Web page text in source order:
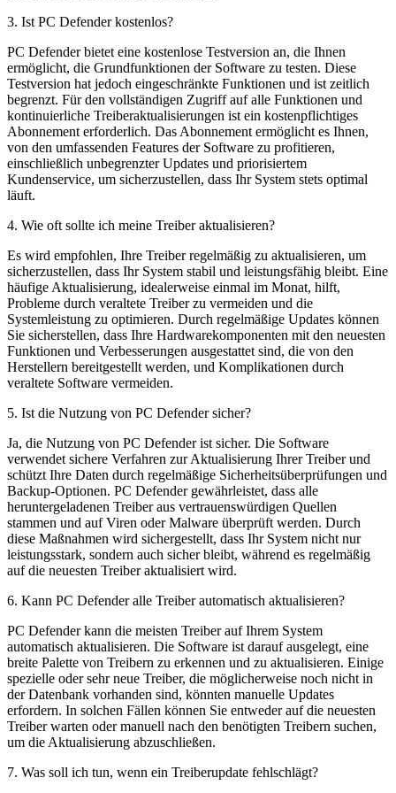
3. Ist PC Defender kostenlos?
PC Defender bietet eine kostenlose Testversion an, die Ihnen
ermöglicht, die Grundfunktionen der Software zu testen. Diese
Testversion hat jedoch eingeschränkte Funktionen und ist zeitlich
begrenzt. Für den vollständigen Zugriff auf alle Funktionen und
kontinuierliche Treiberaktualisierungen ist ein kostenpflichtiges
Abonnement erforderlich. Das Abonnement ermöglicht es Ihnen,
von den umfassenden Features der Software zu profitieren,
einschließlich unbegrenzter Updates und priorisiertem
Kundenservice, um sicherzustellen, dass Ihr System stets optimal
läuft.
4. Wie oft sollte ich meine Treiber aktualisieren?
Es wird empfohlen, Ihre Treiber regelmäßig zu aktualisieren, um
sicherzustellen, dass Ihr System stabil und leistungsfähig bleibt. Eine
häufige Aktualisierung, idealerweise einmal im Monat, hilft,
Probleme durch veraltete Treiber zu vermeiden und die
Systemleistung zu optimieren. Durch regelmäßige Updates können
Sie sicherstellen, dass Ihre Hardwarekomponenten mit den neuesten
Funktionen und Verbesserungen ausgestattet sind, die von den
Herstellern bereitgestellt werden, und Komplikationen durch
veraltete Software vermeiden.
5. Ist die Nutzung von PC Defender sicher?
Ja, die Nutzung von PC Defender ist sicher. Die Software
verwendet sichere Verfahren zur Aktualisierung Ihrer Treiber und
schützt Ihre Daten durch regelmäßige Sicherheitsüberprüfungen und
Backup-Optionen. PC Defender gewährleistet, dass alle
heruntergeladenen Treiber aus vertrauenswürdigen Quellen
stammen und auf Viren oder Malware überprüft werden. Durch
diese Maßnahmen wird sichergestellt, dass Ihr System nicht nur
leistungsstark, sondern auch sicher bleibt, während es regelmäßig
auf die neuesten Treiber aktualisiert wird.
6. Kann PC Defender alle Treiber automatisch aktualisieren?
PC Defender kann die meisten Treiber auf Ihrem System
automatisch aktualisieren. Die Software ist darauf ausgelegt, eine
breite Palette von Treibern zu erkennen und zu aktualisieren. Einige
spezielle oder sehr neue Treiber, die möglicherweise noch nicht in
der Datenbank vorhanden sind, könnten manuelle Updates
erfordern. In solchen Fällen können Sie entweder auf die neuesten
Treiber warten oder manuell nach den benötigten Treibern suchen,
um die Aktualisierung abzuschließen.
7. Was soll ich tun, wenn ein Treiberupdate fehlschlägt?